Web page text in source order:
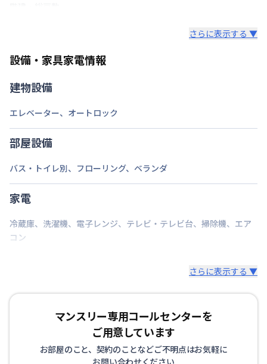
部屋の向き
タイプによって異なる
交通
西鉄天神大牟田線
駐車場
なし
次回更新日
情報更新日 2026年7月25日
さらに表示する ▼
設備・家具家電情報
建物設備
エレベーター、 オートロック
部屋設備
バス・トイレ別、 フローリング、 ベランダ
家電
冷蔵庫、 洗濯機、 電子レンジ、 テレビ・テレビ台、 掃除機、 エア
コン
さらに表示する ▼
マンスリー専用コールセンターを
ご用意しています
お部屋のこと、契約のことなどご不明点はお気軽に
お問い合わせください